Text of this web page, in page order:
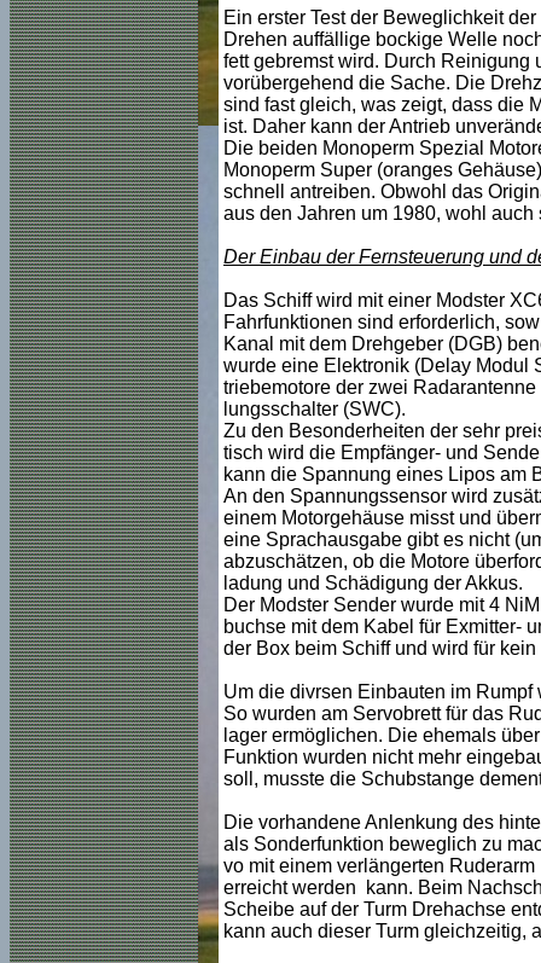
Ein erster Test der Beweglichkeit
Drehen auffällige bockige Welle
fett gebremst wird. Durch
vorübergehend die Sache. Die
sind fast gleich, was zeigt, dass die
ist. Daher kann der Antrieb
Die beiden Monoperm Spezial
Monoperm Super (oranges
schnell antreiben. Obwohl das
aus den Jahren um 1980, wohl
Der Einbau der Fernsteuerung und
Das Schiff wird mit einer Modster
Fahrfunktionen sind erforderlich,
Kanal mit dem Drehgeber (DGB)
wurde eine Elektronik (Delay Modul
triebemotore der zwei
lungsschalter (SWC).
Zu den Besonderheiten der sehr
tisch wird die Empfänger- und
kann die Spannung eines Lipos am
An den Spannungssensor wird
einem Motorgehäuse misst und
eine Sprachausgabe gibt es nicht
abzuschätzen, ob die Motore
ladung und Schädigung der Akkus.
Der Modster Sender wurde mit 4
buchse mit dem Kabel für Exmitter-
der Box beim Schiff und wird für
Um die divrsen Einbauten im
So wurden am Servobrett für das
lager ermöglichen. Die ehemals
Funktion wurden nicht mehr
soll, musste die Schubstange
Die vorhandene Anlenkung des
als Sonderfunktion beweglich zu
vo mit einem verlängerten
erreicht werden kann. Beim
Scheibe auf der Turm Drehachse
kann auch dieser Turm gleichzeitig,